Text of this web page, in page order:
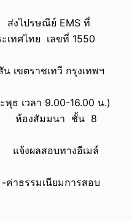
ส่งไปรษณีย์ EMS ที่
เทศไทย เลขที่ 1550
เขตราชเทวี กรุงเทพฯ
ธ เวลา 9.00-16.00 น.)
นา ชั้น 8
สอบทางอีเมล์
-ค่าธรรมเนียมการสอบ